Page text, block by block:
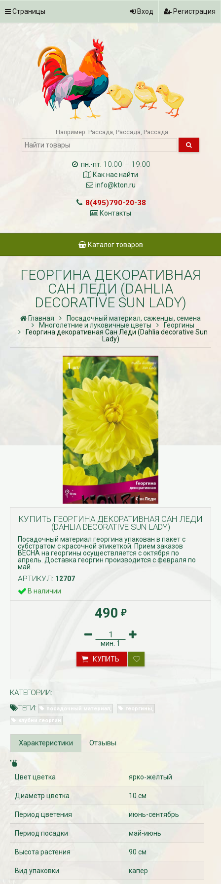
Страницы Вход Регистрация
Например: Рассада Рассада Рассада
пн.-пт. 10:00 – 19:00
Как нас найти
info@kton.ru
8(495)790-20-38
Контакты
Каталог товаров
Рассада Незабудка
(Myosotis) в
340
Рассада
карпатский
340
ГЕОРГИНА ДЕКОРАТИВНАЯ
САН ЛЕДИ (DAHLIA
DECORATIVE SUN LADY)
Главная
Посадочный материал, саженцы, семена
Многолетние и луковичные цветы
Георгины
Георгина декоративная Сан Леди (Dahlia decorative Sun
Lady)
КУПИТЬ ГЕОРГИНА ДЕКОРАТИВНАЯ САН ЛЕДИ
(DAHLIA DECORATIVE SUN LADY)
Посадочный материал георгина упакован в пакет с
субстратом с красочной этикеткой. Прием заказов
ВЕСНА на георгины осуществляется с октября по
апрель. Доставка георгин производится с февраля по
май.
АРТИКУЛ: 12707
В наличии
490 ₽
мин. 1
КУПИТЬ
КАТЕГОРИИ:
ТЕГИ:
посадочный материал
георгины
клубни георгин
Характеристики Отзывы
Цвет цветка ярко-желтый
Диаметр цветка 10 см
Период цветения июнь-сентябрь
Период посадки май-июнь
Высота растения 90 см
Вид упаковки капер